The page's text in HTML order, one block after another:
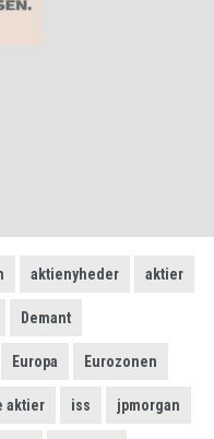
aktienyheder aktier
Demant
Europa Eurozonen
aktier iss jpmorgan